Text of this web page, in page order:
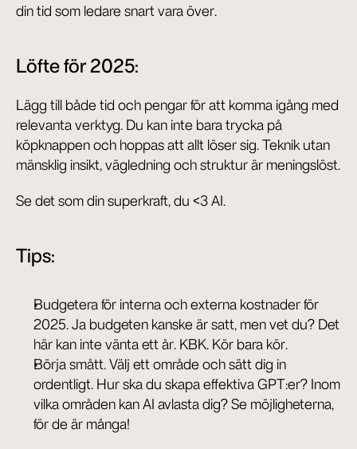
din tid som ledare snart vara över.
Löfte för 2025:
Lägg till både tid och pengar för att komma igång med
relevanta verktyg. Du kan inte bara trycka på
köpknappen och hoppas att allt löser sig. Teknik utan
mänsklig insikt, vägledning och struktur är meningslöst.
Se det som din superkraft, du <3 AI.
Tips:
Budgetera för interna och externa kostnader för
2025. Ja budgeten kanske är satt, men vet du? Det
här kan inte vänta ett år. KBK. Kör bara kör.
Börja smått. Välj ett område och sätt dig in
ordentligt. Hur ska du skapa effektiva GPT:er? Inom
vilka områden kan AI avlasta dig? Se möjligheterna,
för de är många!